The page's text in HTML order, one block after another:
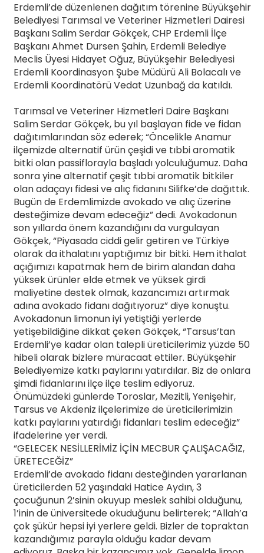
Erdemli’de düzenlenen dağıtım törenine Büyükşehir
Belediyesi Tarımsal ve Veteriner Hizmetleri Dairesi
Başkanı Salim Serdar Gökçek, CHP Erdemli İlçe
Başkanı Ahmet Dursen Şahin, Erdemli Belediye
Meclis Üyesi Hidayet Oğuz, Büyükşehir Belediyesi
Erdemli Koordinasyon Şube Müdürü Ali Bolacalı ve
Erdemli Koordinatörü Vedat Uzunbağ da katıldı.
Tarımsal ve Veteriner Hizmetleri Daire Başkanı
Salim Serdar Gökçek, bu yıl başlayan fide ve fidan
dağıtımlarından söz ederek; “Öncelikle Anamur
ilçemizde alternatif ürün çeşidi ve tıbbi aromatik
bitki olan passiflorayla başladı yolculuğumuz. Daha
sonra yine alternatif çeşit tıbbi aromatik bitkiler
olan adaçayı fidesi ve alıç fidanını Silifke’de dağıttık.
Bugün de Erdemlimizde avokado ve alıç üzerine
desteğimize devam edeceğiz” dedi. Avokadonun
son yıllarda önem kazandığını da vurgulayan
Gökçek, “Piyasada ciddi gelir getiren ve Türkiye
olarak da ithalatını yaptığımız bir bitki. Hem ithalat
açığımızı kapatmak hem de birim alandan daha
yüksek ürünler elde etmek ve yüksek girdi
maliyetine destek olmak, kazancımızı artırmak
adına avokado fidanı dağıtıyoruz” diye konuştu.
Avokadonun limonun iyi yetiştiği yerlerde
yetişebildiğine dikkat çeken Gökçek, “Tarsus’tan
Erdemli’ye kadar olan talepli üreticilerimiz yüzde 50
hibeli olarak bizlere müracaat ettiler. Büyükşehir
Belediyemize katkı paylarını yatırdılar. Biz de onlara
şimdi fidanlarını ilçe ilçe teslim ediyoruz.
Önümüzdeki günlerde Toroslar, Mezitli, Yenişehir,
Tarsus ve Akdeniz ilçelerimize de üreticilerimizin
katkı paylarını yatırdığı fidanları teslim edeceğiz”
ifadelerine yer verdi.
“GELECEK NESİLLERİMİZ İÇİN MECBUR ÇALIŞACAĞIZ,
ÜRETECEĞİZ”
Erdemli’de avokado fidanı desteğinden yararlanan
üreticilerden 52 yaşındaki Hatice Aydın, 3
çocuğunun 2’sinin okuyup meslek sahibi olduğunu,
1’inin de üniversitede okuduğunu belirterek; “Allah’a
çok şükür hepsi iyi yerlere geldi. Bizler de topraktan
kazandığımız parayla olduğu kadar devam